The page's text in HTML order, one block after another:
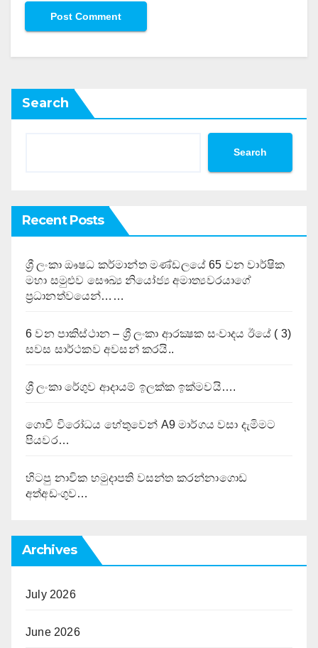
Search
Search
Recent Posts
ශ්‍රී ලංකා ඖෂධ කර්මාන්ත මණ්ඩලයේ 65 වන වාර්ෂික
මහා සමුළුව සෞඛ්‍ය නියෝජ්‍ය අමාත්‍යවරයාගේ
ප්‍රධානත්වයෙන්……
6 වන පාකිස්ථාන – ශ්‍රී ලංකා ආරක්‍ෂක සංවාදය ඊයේ ( 3)
සවස සාර්ථකව අවසන් කරයි..
ශ්‍රී ලංකා රේගුව ආදායම් ඉලක්ක ඉක්මවයි….
ගොවි විරෝධය හේතුවෙන් A9 මාර්ගය වසා දැමිමට
පියවර…
හිටපු නාවික හමුදාපති වසන්ත කරන්නාගොඩ
අත්අඩංගුව…
Archives
July 2026
June 2026